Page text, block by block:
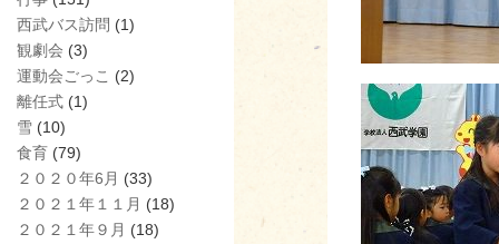
西武バス訪問 (1)
観劇会 (3)
運動会ごっこ (2)
離任式 (1)
雪 (10)
食育 (79)
２０２０年6月 (33)
２０２１年１１月 (18)
２０２１年９月 (18)